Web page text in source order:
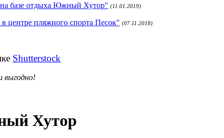
базе отдыха Южный Хутор" (11.01.2019)
центре пляжного спорта Песок" (07.11.2018)
Shutterstock
выгодно!
Хутор